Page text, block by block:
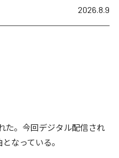
2026.8.9
た。今回デジタル配信され
なっている。